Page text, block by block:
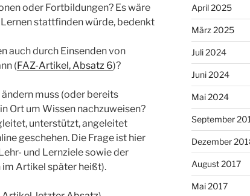
oder Fortbildungen? Es wäre
stattfinden würde, bedenkt
auch durch Einsenden von
(FAZ-Artikel, Absatz 6)?
muss (oder bereits
Ort um Wissen nachzuweisen?
unterstützt, angeleitet
geschehen. Die Frage ist hier
und Lernziele sowie der
Artikel später heißt).
April 2025
März 2025
Juli 2024
Juni 2024
Mai 2024
September
Dezember
August 2017
Mai 2017